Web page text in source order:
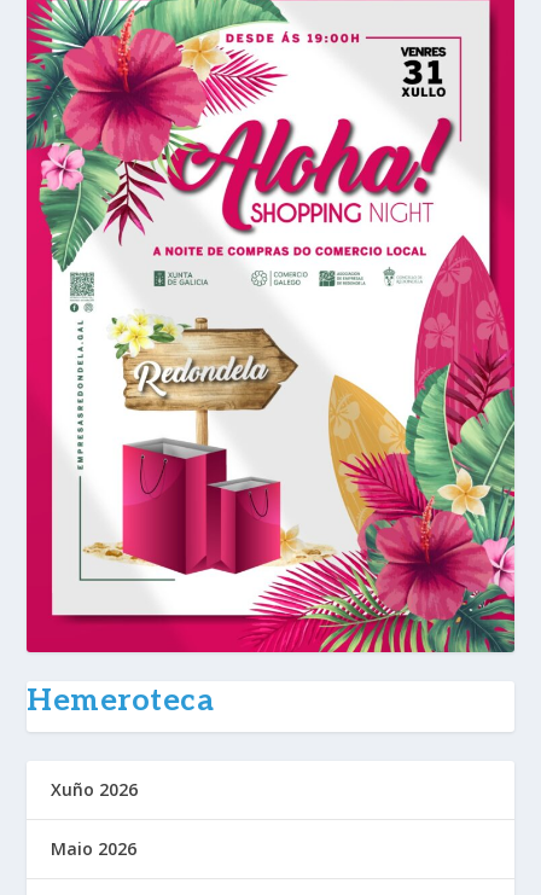
Hemeroteca
Xuño 2026
Maio 2026